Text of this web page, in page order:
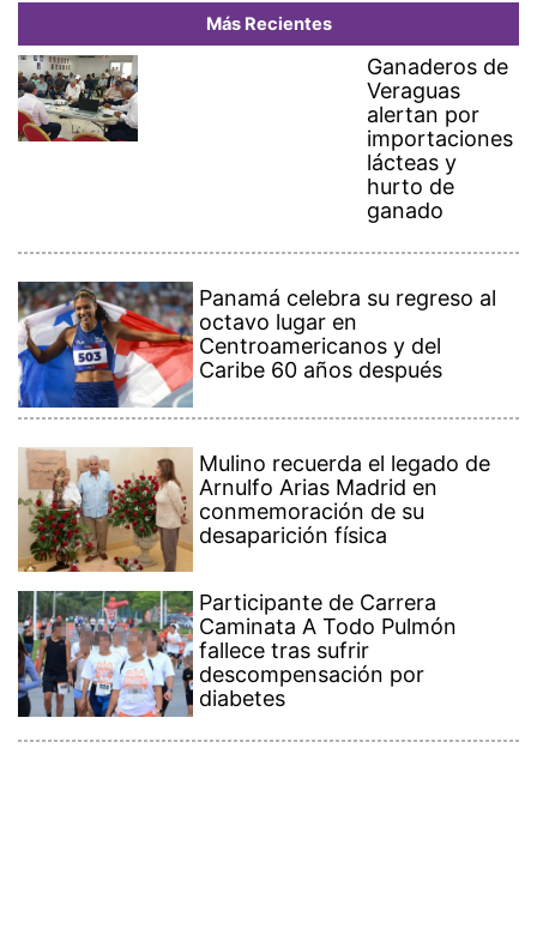
Más Recientes
Ganaderos de
Veraguas
alertan por
importaciones
lácteas y
hurto de
ganado
Panamá celebra su regreso al
octavo lugar en
Centroamericanos y del
Caribe 60 años después
Mulino recuerda el legado de
Arnulfo Arias Madrid en
conmemoración de su
desaparición física
Participante de Carrera
Caminata A Todo Pulmón
fallece tras sufrir
descompensación por
diabetes